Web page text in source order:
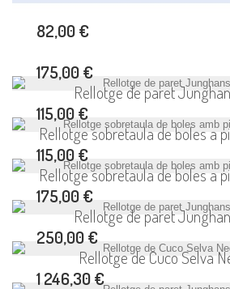
82,00 €
Rellotge de paret
175,00 €
Rellotge sobretaula de boles a
115,00 €
Rellotge sobretaula de boles a
115,00 €
Rellotge de paret
175,00 €
Rellotge de Cuco Selva
250,00 €
1 246,30 €